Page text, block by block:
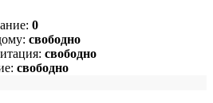
0
свободно
свободно
свободно